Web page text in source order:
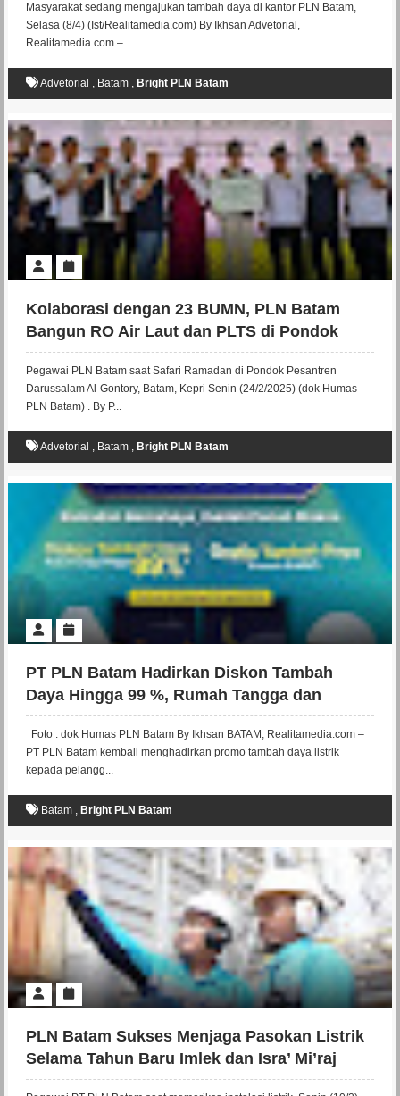
Masyarakat sedang mengajukan tambah daya di kantor PLN Batam,
Selasa (8/4) (Ist/Realitamedia.com) By Ikhsan Advetorial,
Realitamedia.com – ...
Advetorial , Batam, Bright PLN Batam
Kolaborasi dengan 23 BUMN, PLN Batam
Bangun RO Air Laut dan PLTS di Pondok
Pesantren Al-Gontory
Pegawai PLN Batam saat Safari Ramadan di Pondok Pesantren
Darussalam Al-Gontory, Batam, Kepri Senin (24/2/2025) (dok Humas
PLN Batam) . By P...
Advetorial , Batam, Bright PLN Batam
PT PLN Batam Hadirkan Diskon Tambah
Daya Hingga 99 %, Rumah Tangga dan
Ibadah Gratis
Foto : dok Humas PLN Batam By Ikhsan BATAM, Realitamedia.com –
PT PLN Batam kembali menghadirkan promo tambah daya listrik
kepada pelangg...
Batam, Bright PLN Batam
PLN Batam Sukses Menjaga Pasokan Listrik
Selama Tahun Baru Imlek dan Isra’ Mi’raj